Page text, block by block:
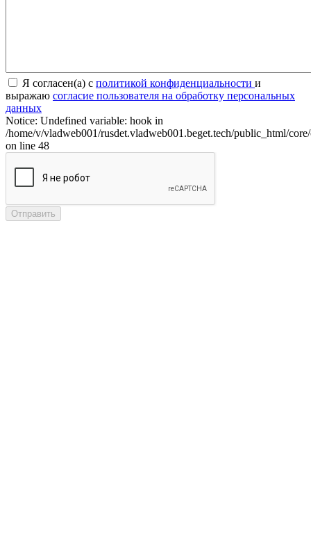
Я согласен(а) с политикой конфиденциальности и
выражаю согласие пользователя на обработку персональных
данных
Notice: Undefined variable: hook in
/home/v/vladweb001/rusdet.vladweb001.beget.tech/public_html/
on line 48
Отправить